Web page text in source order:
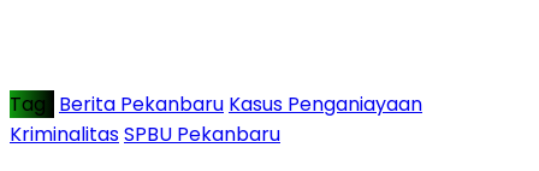
Tag : Berita Pekanbaru Kasus Penganiayaan
KriminalitasSPBU Pekanbaru